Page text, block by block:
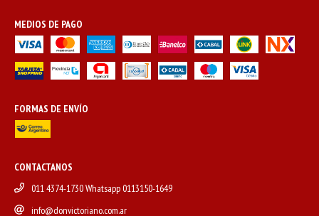
MEDIOS DE PAGO
FORMAS DE ENVÍO
CONTACTANOS
011 4374-1730 Whatsapp 0113150-1649
info@donvictoriano.com.ar